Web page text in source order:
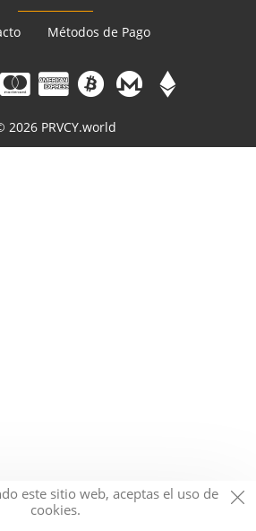
Métodos de Pago
2026 PRVCY.world
este sitio web, aceptas el uso de
cookies.